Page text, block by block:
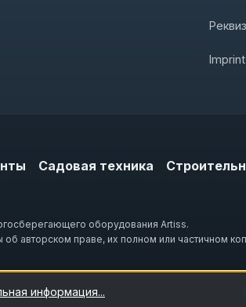
Imprint
Садовая техника
оборудования Artiss.
авторском праве, их полном или частичном
информация...